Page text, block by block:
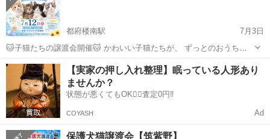
犬、元飼い犬など、それ...
都府楼南駅
7月3日
🐱子猫たちの譲渡会開催🐱 かわいい子猫たちが、 ずっとのおうちを
探しています🏡✨ それぞれ個性があり、 甘えん坊な子、人が大好きな
子、 遊ぶのが大好きな子たちです。 実際に会って、 相性や性格を知
っていただける機会です...
福岡 筑紫野市 都府楼南駅 展示会 会場
【実家の押し入れ整理】眠っている人形あり
ませんか？
状態が悪くてもOK🙆‍♀️査定0円‼️
COYASH Ad
保護犬猫譲渡会【筑紫野】